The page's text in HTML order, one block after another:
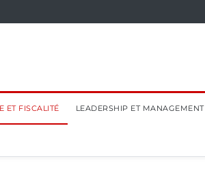
ET FISCALITÉ LEADERSHIP ET MANAGEMENT